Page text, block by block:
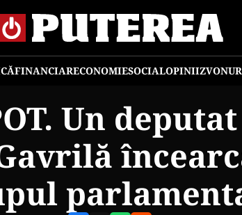
FINANCIARECONOMIESOCIALOPINII
Un